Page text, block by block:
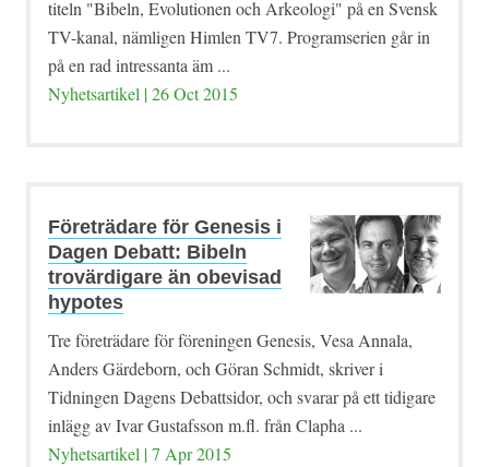
titeln "Bibeln, Evolutionen och Arkeologi" på en Svensk
TV-kanal, nämligen Himlen TV7. Programserien går in
på en rad intressanta äm ...
Nyhetsartikel | 26 Oct 2015
Företrädare för Genesis i
Dagen Debatt: Bibeln
trovärdigare än obevisad
hypotes
Tre företrädare för föreningen Genesis, Vesa Annala,
Anders Gärdeborn, och Göran Schmidt, skriver i
Tidningen Dagens Debattsidor, och svarar på ett tidigare
inlägg av Ivar Gustafsson m.fl. från Clapha ...
Nyhetsartikel | 7 Apr 2015